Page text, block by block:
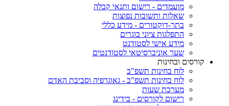
מועמדים - רישום ותנאי קבלה
שאלות ותשובות נפוצות
בתר-דוקטורים - מידע כללי
התפלגות ציוני בוגרים
מידע אישי לסטודנט
שער אוניברסיטאי לסטודנטים
קורסים ובחינות
לוח בחינות תשפ"ב
לוח בחינות תשפ"ב - גאוגרפיה וסביבת האדם
מערכת שעות
רישום לקורסים - בידינג